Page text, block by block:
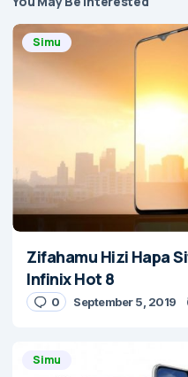
Simu
Zifahamu Hizi Hapa
Infinix Hot 8
0 September 5, 2019
Simu